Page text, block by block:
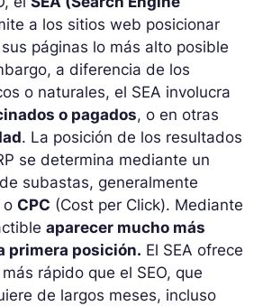
a los sitios web posicionar
páginas lo más alto posible
a diferencia de los
o naturales, el SEA involucra
o pagados, o en otras
. La posición de los resultados
se determina mediante un
subastas, generalmente
o CPC (Cost per Click). Mediante
aparecer mucho más
primera posición. El SEA ofrece
rápido que el SEO, que
de largos meses, incluso